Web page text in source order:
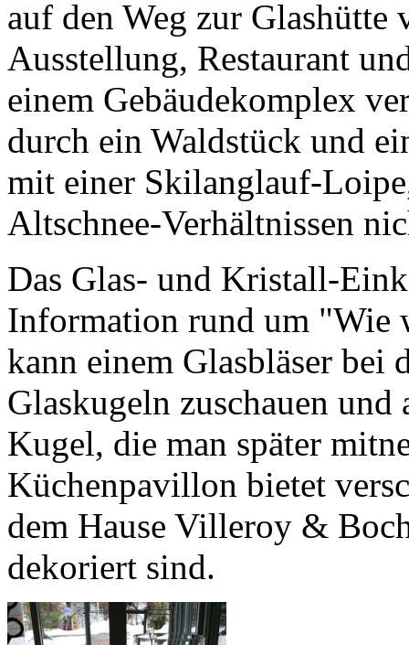
auf den Weg zur Glashütte
Ausstellung, Restaurant
einem Gebäudekomplex
durch ein Waldstück und
mit einer Skilanglauf-
Altschnee-Verhältnissen
Das Glas- und Kristall-
Information rund um "Wie
kann einem Glasbläser bei
Glaskugeln zuschauen
Kugel, die man später
Küchenpavillon bietet
dem Hause Villeroy &
dekoriert sind.